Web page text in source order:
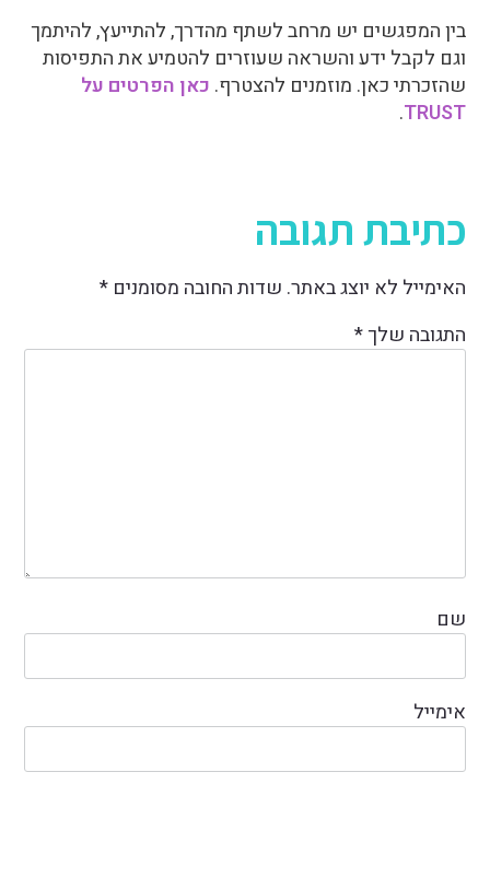
בין המפגשים יש מרחב לשתף מהדרך, להתייעץ, להיתמך
וגם לקבל ידע והשראה שעוזרים להטמיע את התפיסות
שהזכרתי כאן. מוזמנים להצטרף. כאן הפרטים על
TRUST
.
כתיבת תגובה
האימייל לא יוצג באתר. שדות החובה מסומנים *
התגובה שלך*
שם
אימייל